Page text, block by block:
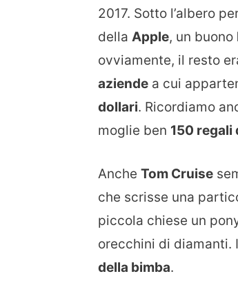
2017. Sotto l’albero
della Apple, un buono
ovviamente, il resto
aziende a cui
dollari. Ricordiamo
moglie ben 150 regali
Anche Tom Cruise
che scrisse una
piccola chiese un
orecchini di diamanti.
della bimba.